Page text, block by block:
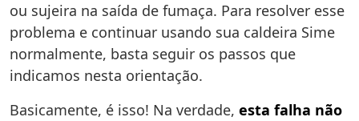
ou sujeira na saída de fumaça. Para resolver esse
problema e continuar usando sua caldeira Sime
normalmente, basta seguir os passos que
indicamos nesta orientação.
Basicamente, é isso! Na verdade, esta falha não